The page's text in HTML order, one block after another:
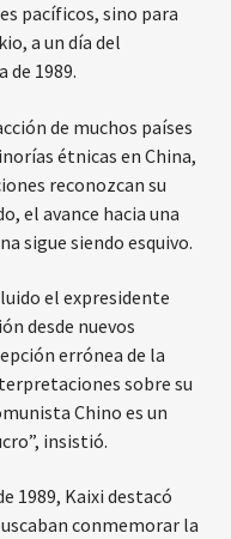
pacíficos, sino para
a un día del
de 1989.
de muchos países
étnicas en China,
reconozcan su
el avance hacia una
sigue siendo esquivo.
el expresidente
desde nuevos
errónea de la
sobre su
Chino es un
insistió.
1989, Kaixi destacó
conmemorar la